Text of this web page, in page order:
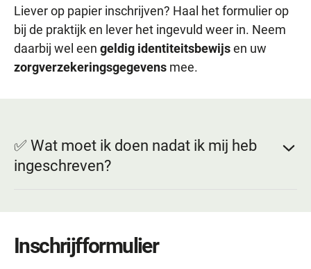
Liever op papier inschrijven? Haal het formulier op
bij de praktijk en lever het ingevuld weer in. Neem
daarbij wel een geldig identiteitsbewijsen uw
zorgverzekeringsgegevens mee.
✅ Wat moet ik doen nadat ik mij heb
ingeschreven?
gegevens naar ons door te sturen.
Inschrijfformulier